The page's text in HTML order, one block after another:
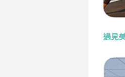
遇見